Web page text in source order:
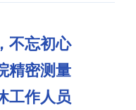
不忘初心
精密测量
工作人员